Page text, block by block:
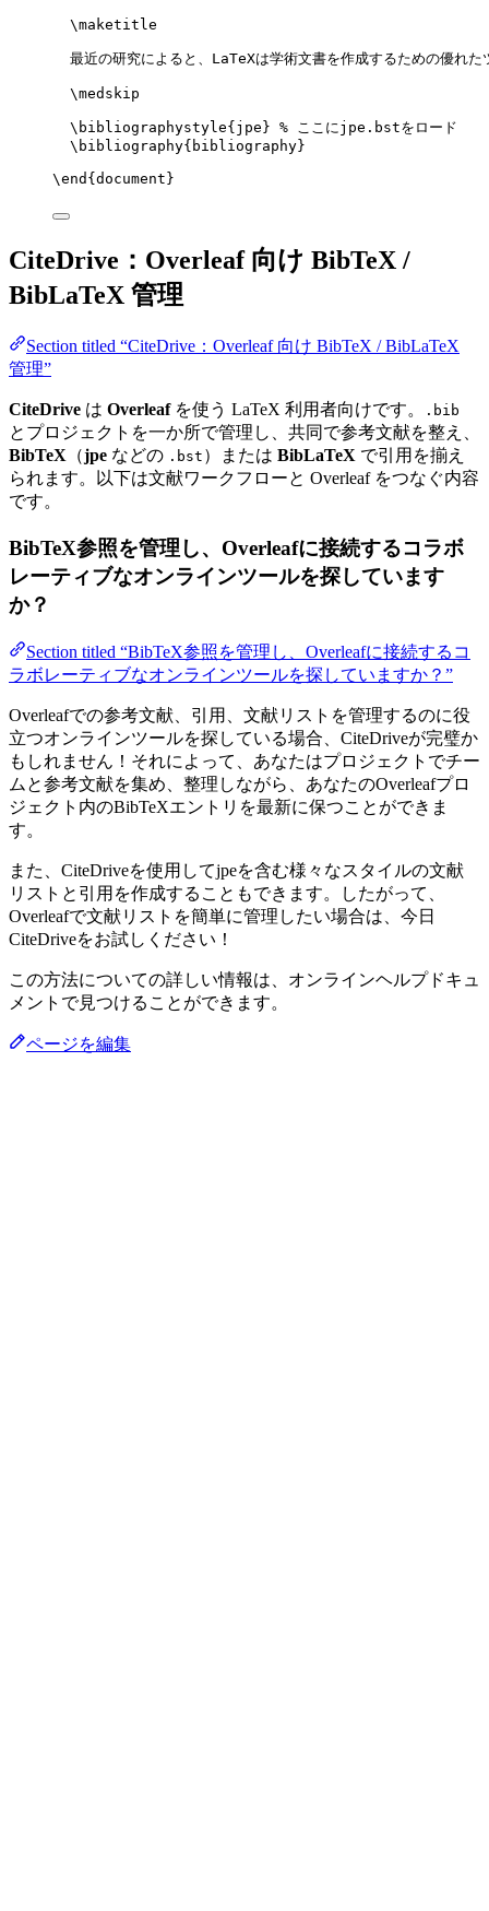
\maketitle
最近の研究によると、LaTeXは学術文書を作成するための優れ
\medskip
\bibliographystyle{jpe} % ここにjpe.bstをロード
\bibliography{bibliography}
\end { document }
CiteDrive：Overleaf 向け BibTeX /
BibLaTeX 管理
Section titled “CiteDrive：Overleaf 向け BibTeX / BibLaTeX
管理”
CiteDrive は Overleafを使う LaTeX 利用者向けです。 .bib
とプロジェクトを一か所で管理し、共同で参考文献を整え、
BibTeX （jpe などの .bst ）または BibLaTeX で引用を揃え
られます。以下は文献ワークフローと Overleaf をつなぐ内容
です。
BibTeX参照を管理し、Overleafに接続するコラボ
レーティブなオンラインツールを探しています
か？
Section titled “BibTeX参照を管理し、Overleafに接続するコ
ラボレーティブなオンラインツールを探していますか？”
Overleafでの参考文献、引用、文献リストを管理するのに役
立つオンラインツールを探している場合、CiteDriveが完璧か
もしれません！それによって、あなたはプロジェクトでチー
ムと参考文献を集め、整理しながら、あなたのOverleafプロ
ジェクト内のBibTeXエントリを最新に保つことができま
す。
また、CiteDriveを使用してjpeを含む様々なスタイルの文献
リストと引用を作成することもできます。したがって、
Overleafで文献リストを簡単に管理したい場合は、今日
CiteDriveをお試しください！
この方法についての詳しい情報は、オンラインヘルプドキュ
メントで見つけることができます。
ページを編集